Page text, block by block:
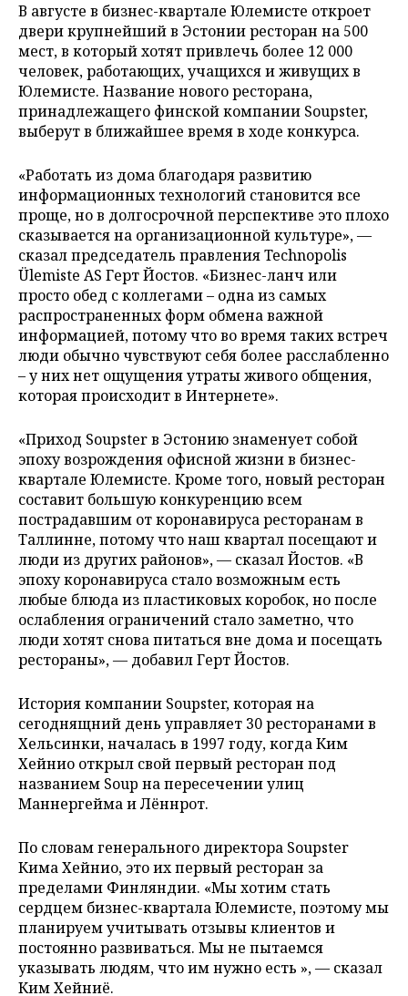
В августе в бизнес-квартале Юлемисте откроет
двери крупнейший в Эстонии ресторан на 500
мест, в который хотят привлечь более 12 000
человек, работающих, учащихся и живущих в
Юлемисте. Название нового ресторана,
принадлежащего финской компании Soupster,
выберут в ближайшее время в ходе конкурса.
«Работать из дома благодаря развитию
информационных технологий становится все
проще, но в долгосрочной перспективе это плохо
сказывается на организационной культуре», —
сказал председатель правления Technopolis
Ülemiste AS Герт Йостов. «Бизнес-ланч или
просто обед с коллегами – одна из самых
распространенных форм обмена важной
информацией, потому что во время таких встреч
люди обычно чувствуют себя более расслабленно
– у них нет ощущения утраты живого общения,
которая происходит в Интернете».
«Приход Soupster в Эстонию знаменует собой
эпоху возрождения офисной жизни в бизнес-
квартале Юлемисте. Кроме того, новый ресторан
составит большую конкуренцию всем
пострадавшим от коронавируса ресторанам в
Таллинне, потому что наш квартал посещают и
люди из других районов», — сказал Йостов. «В
эпоху коронавируса стало возможным есть
любые блюда из пластиковых коробок, но после
ослабления ограничений стало заметно, что
люди хотят снова питаться вне дома и посещать
рестораны», — добавил Герт Йостов.
История компании Soupster, которая на
сегоднящний день управляет 30 ресторанами в
Хельсинки, началась в 1997 году, когда Ким
Хейнио открыл свой первый ресторан под
названием Soup на пересечении улиц
Маннергейма и Лённрот.
По словам генерального директора Soupster
Кима Хейнио, это их первый ресторан за
пределами Финляндии. «Мы хотим стать
сердцем бизнес-квартала Юлемисте, поэтому мы
планируем учитывать отзывы клиентов и
постоянно развиваться. Мы не пытаемся
указывать людям, что им нужно есть », — сказал
Ким Хейниё.